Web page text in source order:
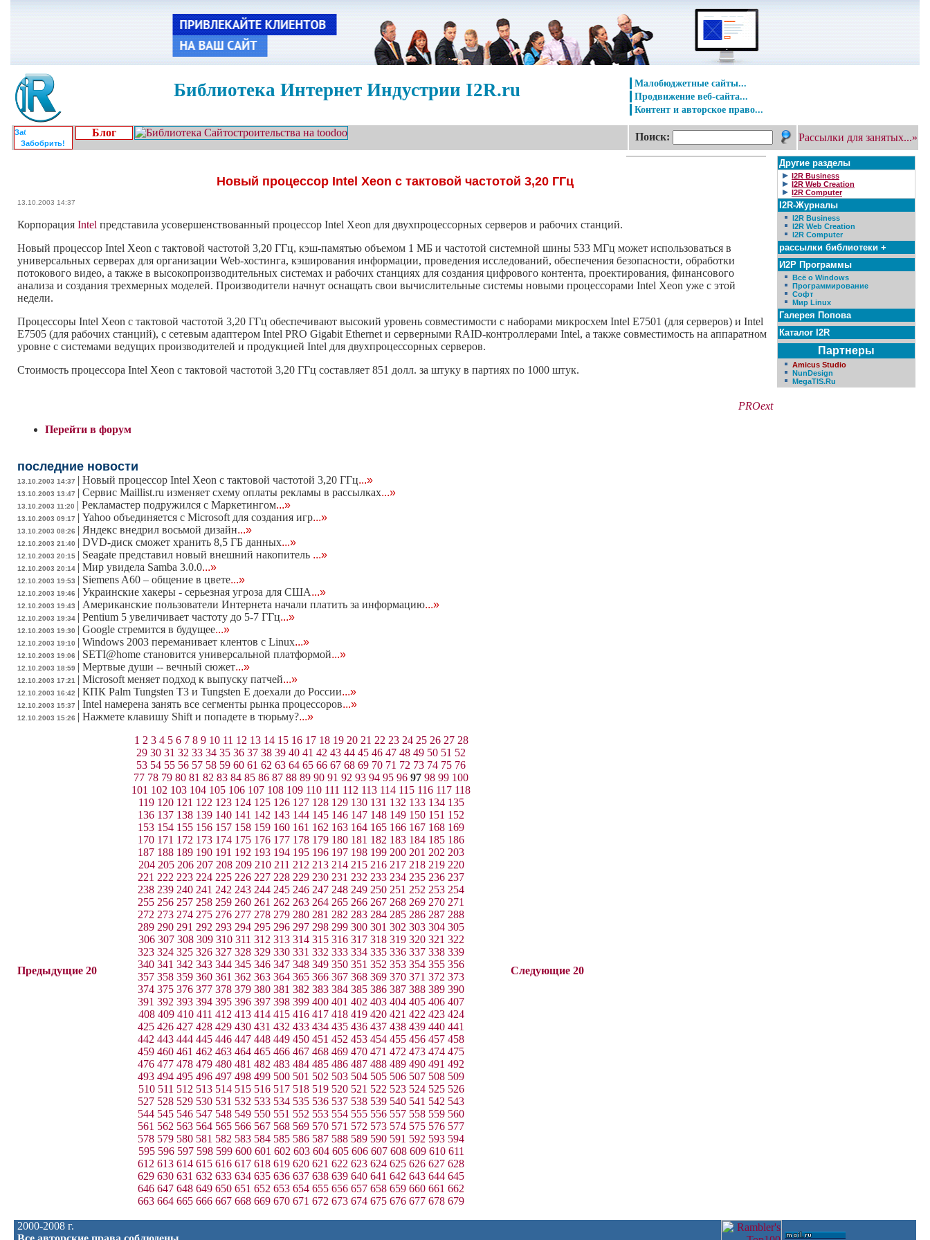
Библиотека Интернет Индустрии I2R.ru
Малобюджетные сайты...
Продвижение веб-сайта...
Контент и авторское право...
Забобрить!
Блог Поиск: Рассылки для занятых...»
Новый процессор Intel Xeon с тактовой частотой 3,20 ГГц
13.10.2003 14:37
Корпорация Intel представила усовершенствованный процессор Intel Xeon для двухпроцессорных серверов и рабочих станций.
Новый процессор Intel Xeon с тактовой частотой 3,20 ГГц, кэш-памятью объемом 1 МБ и частотой системной шины 533 МГц может использоваться в
универсальных серверах для организации Web-хостинга, кэширования информации, проведения исследований, обеспечения безопасности, обработки
потокового видео, а также в высокопроизводительных системах и рабочих станциях для создания цифрового контента, проектирования, финансового
анализа и создания трехмерных моделей. Производители начнут оснащать свои вычислительные системы новыми процессорами Intel Xeon уже с этой
недели.
Процессоры Intel Xeon с тактовой частотой 3,20 ГГц обеспечивают высокий уровень совместимости с наборами микросхем Intel E7501 (для серверов) и Intel
E7505 (для рабочих станций), с сетевым адаптером Intel PRO Gigabit Ethernet и серверными RAID-контроллерами Intel, а также совместимость на аппаратном
уровне с системами ведущих производителей и продукцией Intel для двухпроцессорных серверов.
Стоимость процессора Intel Xeon с тактовой частотой 3,20 ГГц составляет 851 долл. за штуку в партиях по 1000 штук.
PROext
Перейти в форум
последние новости
13.10.2003 14:37 | Новый процессор Intel Xeon с тактовой частотой 3,20 ГГц...»
13.10.2003 13:47 | Сервис Maillist.ru изменяет схему оплаты рекламы в рассылках...»
13.10.2003 11:20 | Рекламастер подружился с Маркетингом...»
13.10.2003 09:17 | Yahoo объединяется с Microsoft для создания игр...»
13.10.2003 08:26 | Яндекс внедрил восьмой дизайн...»
12.10.2003 21:40 | DVD-диск сможет хранить 8,5 ГБ данных...»
12.10.2003 20:15 | Seagate представил новый внешний накопитель ...»
12.10.2003 20:14 | Мир увидела Samba 3.0.0...»
12.10.2003 19:53 | Siemens A60 – общение в цвете...»
12.10.2003 19:46 | Украинские хакеры - серьезная угроза для США...»
12.10.2003 19:43 | Американские пользователи Интернета начали платить за информацию...»
12.10.2003 19:34 | Pentium 5 увеличивает частоту до 5-7 ГГц...»
12.10.2003 19:30 | Google стремится в будущее...»
12.10.2003 19:10 | Windows 2003 переманивает клентов с Linux...»
12.10.2003 19:06 | SETI@home становится универсальной платформой...»
12.10.2003 18:59 | Мертвые души -- вечный сюжет...»
12.10.2003 17:21 | Microsoft меняет подход к выпуску патчей...»
12.10.2003 16:42 | КПК Palm Tungsten Т3 и Tungsten Е доехали до России...»
12.10.2003 15:37 | Intel намерена занять все сегменты рынка процессоров...»
12.10.2003 15:26 | Нажмете клавишу Shift и попадете в тюрьму?...»
Предыдущие 20
1 2 3 4 5 6 7 8 9 10 11 12 13 14 15 16 17 18 19 20 21 22 23 24 25 26 27 28
29 30 31 32 33 34 35 36 37 38 39 40 41 42 43 44 45 46 47 48 49 50 51 52
53 54 55 56 57 58 59 60 61 62 63 64 65 66 67 68 69 70 71 72 73 74 75 76
77 78 79 80 81 82 83 84 85 86 87 88 89 90 91 92 93 94 95 96 97 98 99 100
101 102 103 104 105 106 107 108 109 110 111 112 113 114 115 116 117 118
119 120 121 122 123 124 125 126 127 128 129 130 131 132 133 134 135
136 137 138 139 140 141 142 143 144 145 146 147 148 149 150 151 152
153 154 155 156 157 158 159 160 161 162 163 164 165 166 167 168 169
170 171 172 173 174 175 176 177 178 179 180 181 182 183 184 185 186
187 188 189 190 191 192 193 194 195 196 197 198 199 200 201 202 203
204 205 206 207 208 209 210 211 212 213 214 215 216 217 218 219 220
221 222 223 224 225 226 227 228 229 230 231 232 233 234 235 236 237
238 239 240 241 242 243 244 245 246 247 248 249 250 251 252 253 254
255 256 257 258 259 260 261 262 263 264 265 266 267 268 269 270 271
272 273 274 275 276 277 278 279 280 281 282 283 284 285 286 287 288
289 290 291 292 293 294 295 296 297 298 299 300 301 302 303 304 305
306 307 308 309 310 311 312 313 314 315 316 317 318 319 320 321 322
323 324 325 326 327 328 329 330 331 332 333 334 335 336 337 338 339
340 341 342 343 344 345 346 347 348 349 350 351 352 353 354 355 356
357 358 359 360 361 362 363 364 365 366 367 368 369 370 371 372 373
374 375 376 377 378 379 380 381 382 383 384 385 386 387 388 389 390
391 392 393 394 395 396 397 398 399 400 401 402 403 404 405 406 407
408 409 410 411 412 413 414 415 416 417 418 419 420 421 422 423 424
425 426 427 428 429 430 431 432 433 434 435 436 437 438 439 440 441
442 443 444 445 446 447 448 449 450 451 452 453 454 455 456 457 458
459 460 461 462 463 464 465 466 467 468 469 470 471 472 473 474 475
476 477 478 479 480 481 482 483 484 485 486 487 488 489 490 491 492
493 494 495 496 497 498 499 500 501 502 503 504 505 506 507 508 509
510 511 512 513 514 515 516 517 518 519 520 521 522 523 524 525 526
527 528 529 530 531 532 533 534 535 536 537 538 539 540 541 542 543
544 545 546 547 548 549 550 551 552 553 554 555 556 557 558 559 560
561 562 563 564 565 566 567 568 569 570 571 572 573 574 575 576 577
578 579 580 581 582 583 584 585 586 587 588 589 590 591 592 593 594
595 596 597 598 599 600 601 602 603 604 605 606 607 608 609 610 611
612 613 614 615 616 617 618 619 620 621 622 623 624 625 626 627 628
629 630 631 632 633 634 635 636 637 638 639 640 641 642 643 644 645
646 647 648 649 650 651 652 653 654 655 656 657 658 659 660 661 662
663 664 665 666 667 668 669 670 671 672 673 674 675 676 677 678 679
Следующие 20
Другие разделы
I2R Business
I2R Web Creation
I2R Computer
I2R-Журналы
I2R Business
I2R Web Creation
I2R Computer
рассылки библиотеки +
И2Р Программы
Всё о Windows
Программирование
Софт
Мир Linux
Галерея Попова
Каталог I2R
Партнеры
Amicus Studio
NunDesign
MegaTIS.Ru
2000-2008 г.